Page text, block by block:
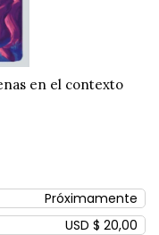
en el contexto
Próximamente
USD $ 20,00